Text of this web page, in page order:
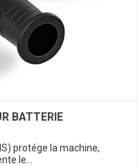
BATTERIE
protége la machine,
le...